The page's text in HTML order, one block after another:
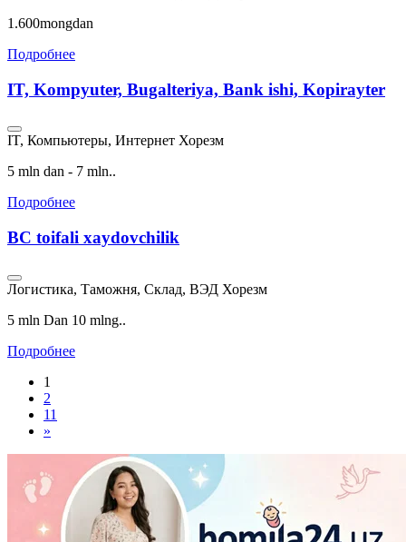
1.600mongdan
Подробнее
IT, Kompyuter, Bugalteriya, Bank ishi, Kopirayter
IT, Компьютеры, Интернет Хорезм
5 mln dan - 7 mln..
Подробнее
BC toifali xaydovchilik
Логистика, Таможня, Склад, ВЭД Хорезм
5 mln Dan 10 mlng..
Подробнее
1
2
11
»